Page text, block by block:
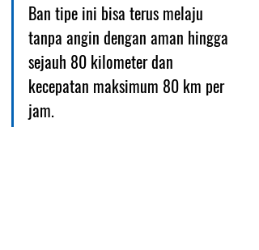
Ban tipe ini bisa terus melaju
tanpa angin dengan aman hingga
sejauh 80 kilometer dan
kecepatan maksimum 80 km per
jam.